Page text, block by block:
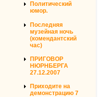
Политический
юмор.
Последняя
музейная ночь
(комендантский
час)
ПРИГОВОР
НЮРНБЕРГА
27.12.2007
Приходите на
демонстрацию 7